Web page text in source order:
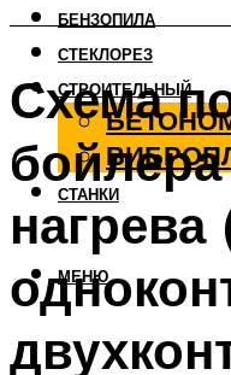
БЕНЗОПИЛА
СТЕКЛОРЕЗ
СТРОИТЕЛЬНЫЙ
СТАНКИ
МЕНЮ
Схема
нагрева